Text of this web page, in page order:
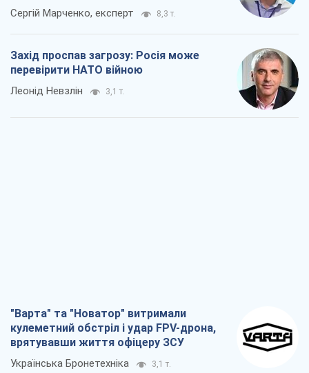
Сергій Марченко, експерт 8,3 т.
Захід проспав загрозу: Росія може
перевірити НАТО війною
Леонід Невзлін 3,1 т.
"Варта" та "Новатор" витримали
кулеметний обстріл і удар FPV-дрона,
врятувавши життя офіцеру ЗСУ
Українська Бронетехніка 3,1 т.